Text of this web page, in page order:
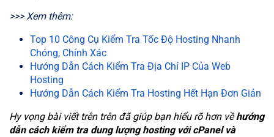
>>> Xem thêm:
Top 10 Công Cụ Kiểm Tra Tốc Độ Hosting Nhanh
Chóng, Chính Xác
Hướng Dẫn Cách Kiểm Tra Địa Chỉ IP Của Web
Hosting
Hướng Dẫn Cách Kiểm Tra Hosting Hết Hạn Đơn Giản
Hy vọng bài viết trên trên đã giúp bạn hiểu rõ hơn vềhướng
dẫn cách kiểm tra dung lượng hosting với cPanel và